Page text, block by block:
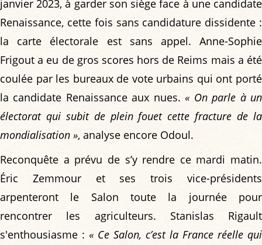
janvier 2023, à garder son siège face à une candidate
Renaissance, cette fois sans candidature dissidente :
la carte électorale est sans appel. Anne-Sophie
Frigout a eu de gros scores hors de Reims mais a été
coulée par les bureaux de vote urbains qui ont porté
la candidate Renaissance aux nues.« On parle à un
électorat qui subit de plein fouet cette fracture de la
mondialisation », analyse encore Odoul.
Reconquête a prévu de s’y rendre ce mardi matin.
Éric Zemmour et ses trois vice-présidents
arpenteront le Salon toute la journée pour
rencontrer les agriculteurs. Stanislas Rigault
s'enthousiasme : « Ce Salon, c’est la France réelle qui